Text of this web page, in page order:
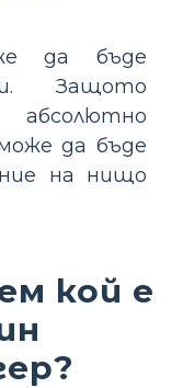
да бъде
Защото
да бъде
на нищо
кой е